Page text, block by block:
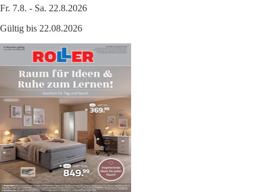
Fr. 7.8. - Sa. 22.8.2026
Gültig bis 22.08.2026